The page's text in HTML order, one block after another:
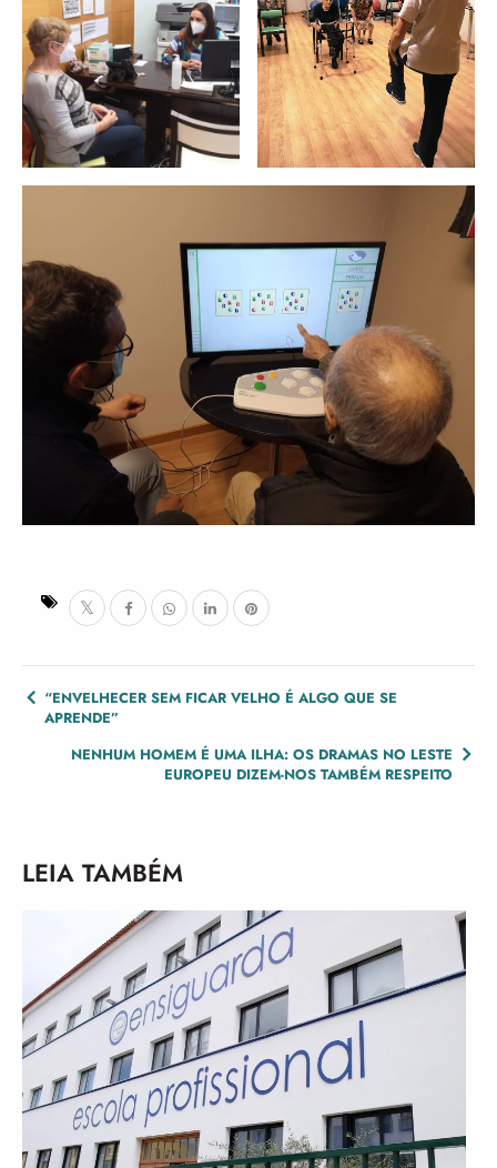
POST
NAVIGATION
“ENVELHECER SEM FICAR VELHO É ALGO QUE SE
APRENDE”
NENHUM HOMEM É UMA ILHA: OS DRAMAS NO LESTE
EUROPEU DIZEM-NOS TAMBÉM RESPEITO
LEIA TAMBÉM